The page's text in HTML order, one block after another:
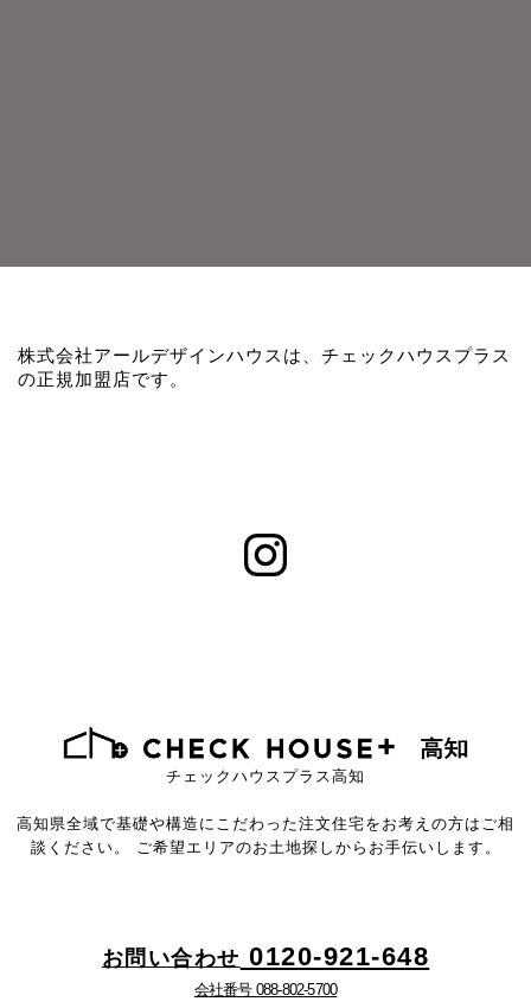
株式会社アールデザインハウスは、チェックハウスプラス
の正規加盟店です。
チェックハウスプラス高知
高知県全域で基礎や構造にこだわった注文住宅をお考えの方はご相
談ください。
ご希望エリアのお土地探しからお手伝いします。
お問い合わせ 0120-921-648
会社番号 088-802-5700